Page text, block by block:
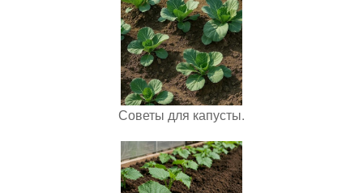
Советы для капусты.